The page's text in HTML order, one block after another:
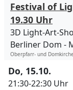
Festival of
19.30 Uhr
3D Light-Art-
Berliner Dom
Oberpfarr- und
Do, 15.10.
21:30-22:30 Uhr